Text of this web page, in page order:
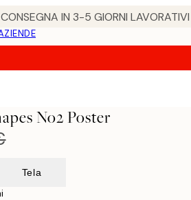
IN 3-5 GIORNI LAVORATIVI
No2 Poster
Tela